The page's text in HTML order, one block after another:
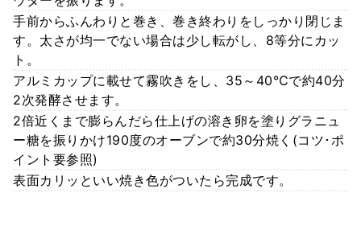
手前からふんわりと巻き、巻き終わりをしっかり閉じま
す。太さが均一でない場合は少し転がし、8等分にカッ
ト。
アルミカップに載せて霧吹きをし、35～40℃で約40分
2次発酵させます。
2倍近くまで膨らんだら仕上げの溶き卵を塗りグラニュ
ー糖を振りかけ190度のオーブンで約30分焼く(コツ･ポ
イント要参照)
表面カリッといい焼き色がついたら完成です。